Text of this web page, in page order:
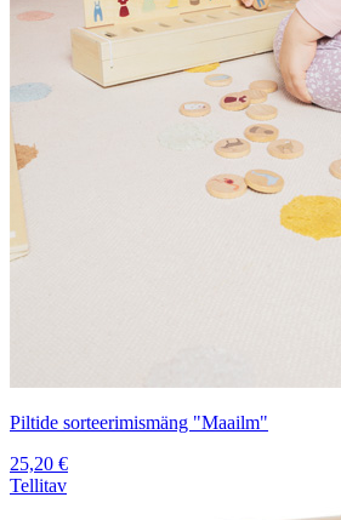
Piltide sorteerimismäng "Maailm"
25,20 €
Tellitav